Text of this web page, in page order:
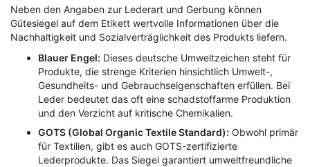
Neben den Angaben zur Lederart und Gerbung können
Gütesiegel auf dem Etikett wertvolle Informationen über die
Nachhaltigkeit und Sozialverträglichkeit des Produkts liefern.
Blauer Engel: Dieses deutsche Umweltzeichen steht für
Produkte, die strenge Kriterien hinsichtlich Umwelt-,
Gesundheits- und Gebrauchseigenschaften erfüllen. Bei
Leder bedeutet das oft eine schadstoffarme Produktion
und den Verzicht auf kritische Chemikalien.
GOTS (Global Organic Textile Standard): Obwohl primär
für Textilien, gibt es auch GOTS-zertifizierte
Lederprodukte. Das Siegel garantiert umweltfreundliche